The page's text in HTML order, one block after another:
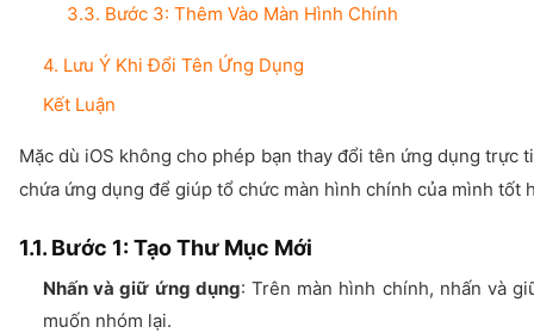
3.3. Bước 3: Thêm Vào Màn Hình Chính
4. Lưu Ý Khi Đổi Tên Ứng Dụng
Kết Luận
Mặc dù iOS không cho phép bạn thay đổi tên ứng dụng trực
chứa ứng dụng để giúp tổ chức màn hình chính của mình tốt
1.1. Bước 1: Tạo Thư Mục Mới
Nhấn và giữ ứng dụng: Trên màn hình chính, nhấn và
muốn nhóm lại.